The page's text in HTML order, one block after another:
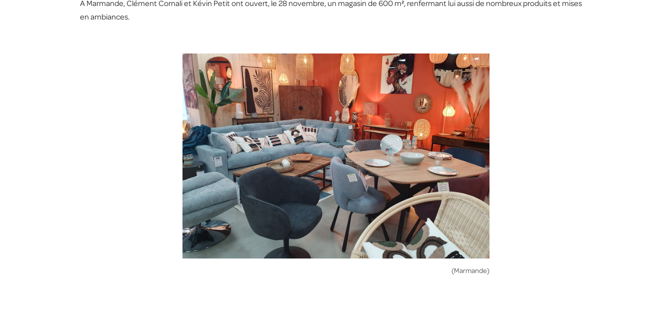
A Marmande, Clément Cornali et Kévin Petit ont ouvert, le 28 novembre, un magasin de 600 m², renfermant lui aussi de nombreux produits et mises
en ambiances.
(Marmande)